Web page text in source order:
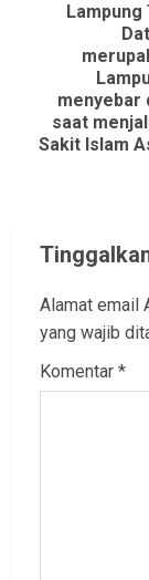
post:
Lampung
menyebar
saat
Sakit Islam
Alamat email
yang wajib
Komentar *